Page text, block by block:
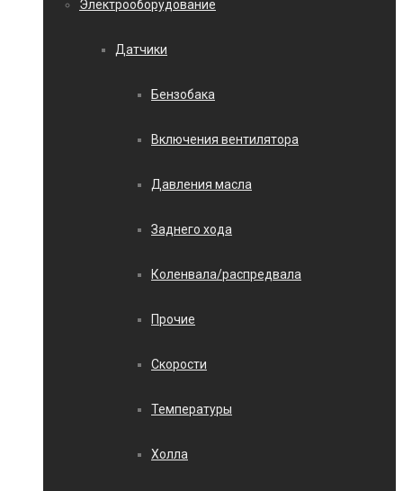
Электрооборудование
Датчики
Бензобака
Включения вентилятора
Давления масла
Заднего хода
Коленвала/распредвала
Прочие
Скорости
Температуры
Холла